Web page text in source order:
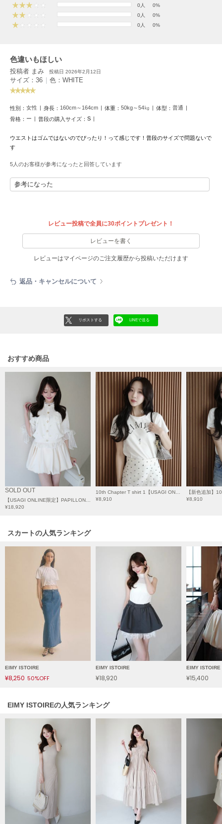
HUNTER
ハンター
KEEN
キーン
LAATO
le
le coq sportif
ルコックスポルティフ
LILY BROWN
LILY BROWN Lingerie
ミチュ コケット
MIESROHE
ミースロエ
miies miim
ミーエスミーム
Mila Owen
ミラオーウェン
モワージュ
MUCHA
NEW Balance
ニューバランス
null.
ヌル
On
Onitsuka Tiger
オニツカ タイガー
0人
0%
0人
0%
0人
0%
色違いもほしい
投稿者 まみ 投稿日 2026年2月12日
サイズ：36 | 色：WHITE
性別： 女性 身長： 160cm～164cm 体重： 50kg～54㎏ 体型： 普通
骨格： ー 普段の購入サイズ： S
ウエストはゴムではないのでぴったり！って感じです！普段のサイズで問題ないで
す
5人のお客様が参考になったと回答しています
参考になった
レビュー投稿で全員に30ポイントプレゼント！
レビューを書く
レビューはマイページのご注文履歴から投稿いただけます
返品・キャンセルについて
リポストする LINEで送る
おすすめ商品
SOLD OUT
¥18,920
¥8,910
¥8,910
スカートの人気ランキング
EIMY ISTOIRE
¥8,250 50%OFF
EIMY ISTOIRE
¥18,920
EIMY ISTOIRE
¥15,400
EIMY ISTOIREの人気ランキング